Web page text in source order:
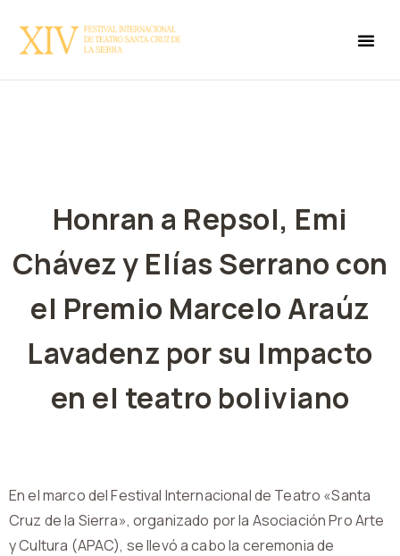
Honran a Repsol, Emi
Chávez y Elías Serrano con
el Premio Marcelo Araúz
Lavadenz por su Impacto
en el teatro boliviano
En el marco del Festival Internacional de Teatro «Santa
Cruz de la Sierra», organizado por la Asociación Pro Arte
y Cultura (APAC), se llevó a cabo la ceremonia de